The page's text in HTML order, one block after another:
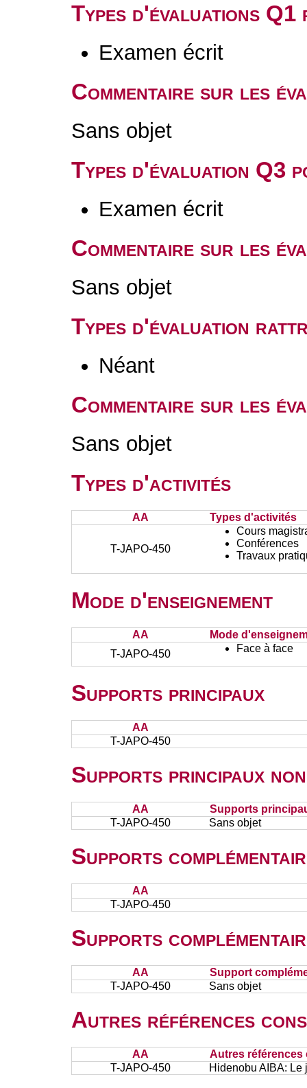
Types d'évaluations
Examen écrit
Commentaire sur les
Sans objet
Types d'évaluation Q3
Examen écrit
Commentaire sur les
Sans objet
Types d'évaluation
Néant
Commentaire sur les
Sans objet
Types d'activités
AA Types d'activités
T-JAPO-450
Cours
Conférences
Travaux
Mode d'enseignement
AA
Mode
T-JAPO-450
Face à face
Supports principaux
AA
T-JAPO-450
Supports principaux
AA
Supports
T-JAPO-450
Sans objet
Supports
AA
T-JAPO-450
Supports
AA
Support
T-JAPO-450
Sans objet
Autres références
AA
Autres références
T-JAPO-450
Hidenobu AIBA: